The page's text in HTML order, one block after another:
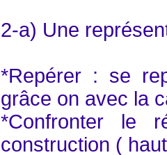
2-a) Une
*Repérer : se
grâce on avec la
*Confronter le
construction (